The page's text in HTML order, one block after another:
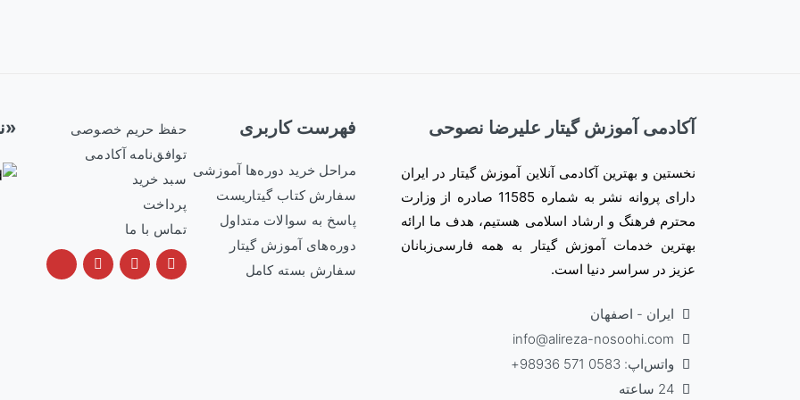
آکادمی آموزش گیتار علیرضا نصوحی
نخستین و بهترین آکادمی آنلاین آموزش گیتار در ایران
دارای پروانه نشر به شماره 11585 صادره از وزارت
محترم فرهنگ و ارشاد اسلامی هستیم، هدف ما ارائه
بهترین خدمات آموزش گیتار به همه فارسی‌زبانان
عزیز در سراسر دنیا است.
ایران - اصفهان
info@alireza-nosoohi.com
واتس‌اپ: 0583 571 98936+
24 ساعته
فهرست کاربری
مراحل خرید دوره‌ها آموزشی
سفارش کتاب گیتاریست
پاسخ به سوالات متداول
دوره‌های آموزش گیتار
سفارش بسته کامل
حفظ حریم خصوصی
توافق‌نامه آکادمی
سبد خرید
پرداخت
تماس با ما